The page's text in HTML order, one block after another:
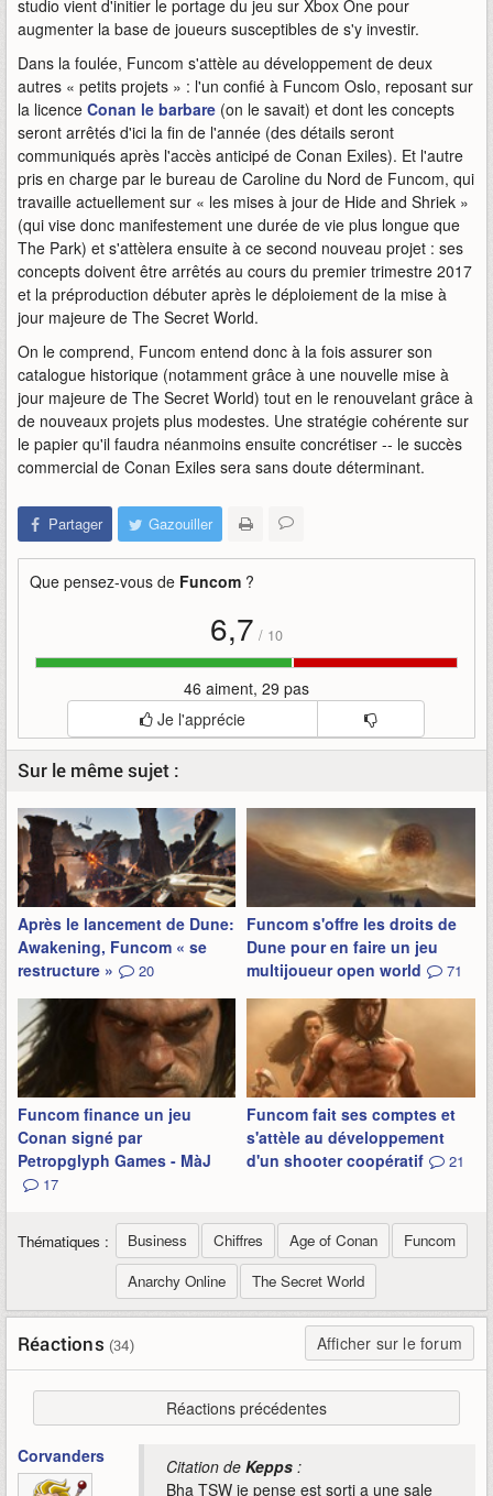
studio vient d'initier le portage du jeu sur Xbox One pour
augmenter la base de joueurs susceptibles de s'y investir.
Dans la foulée, Funcom s'attèle au développement de deux
autres « petits projets » : l'un confié à Funcom Oslo, reposant sur
la licence Conan le barbare (on le savait) et dont les concepts
seront arrêtés d'ici la fin de l'année (des détails seront
communiqués après l'accès anticipé de Conan Exiles). Et l'autre
pris en charge par le bureau de Caroline du Nord de Funcom, qui
travaille actuellement sur « les mises à jour de Hide and Shriek »
(qui vise donc manifestement une durée de vie plus longue que
The Park) et s'attèlera ensuite à ce second nouveau projet : ses
concepts doivent être arrêtés au cours du premier trimestre 2017
et la préproduction débuter après le déploiement de la mise à
jour majeure de The Secret World.
On le comprend, Funcom entend donc à la fois assurer son
catalogue historique (notamment grâce à une nouvelle mise à
jour majeure de The Secret World) tout en le renouvelant grâce à
de nouveaux projets plus modestes. Une stratégie cohérente sur
le papier qu'il faudra néanmoins ensuite concrétiser -- le succès
commercial de Conan Exiles sera sans doute déterminant.
Partager Gazouiller
Que pensez-vous de Funcom ?
6,7 / 10
46 aiment, 29 pas
Je l'apprécie
Sur le même sujet :
Après le lancement de Dune:
Awakening, Funcom « se
restructure »
20
Funcom s'offre les droits de
Dune pour en faire un jeu
multijoueur open world
71
Funcom finance un jeu
Conan signé par
Petropglyph Games - MàJ
17
Funcom fait ses comptes et
s'attèle au développement
d'un shooter coopératif
21
Thématiques : Business Chiffres Age of Conan
Funcom
Anarchy Online
The Secret World
Réactions (34) Afficher sur le forum
Réactions précédentes
Corvanders Citation de Kepps :
Bha TSW je pense est sorti a une sale